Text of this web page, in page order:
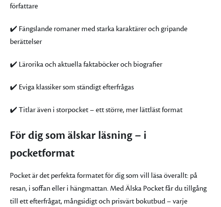
författare
✔️ Fängslande romaner med starka karaktärer och gripande
berättelser
✔️ Lärorika och aktuella faktaböcker och biografier
✔️ Eviga klassiker som ständigt efterfrågas
✔️ Titlar även i storpocket – ett större, mer lättläst format
För dig som älskar läsning – i
pocketformat
Pocket är det perfekta formatet för dig som vill läsa överallt: på
resan, i soffan eller i hängmattan. Med Älska Pocket får du tillgång
till ett efterfrågat, mångsidigt och prisvärt bokutbud – varje